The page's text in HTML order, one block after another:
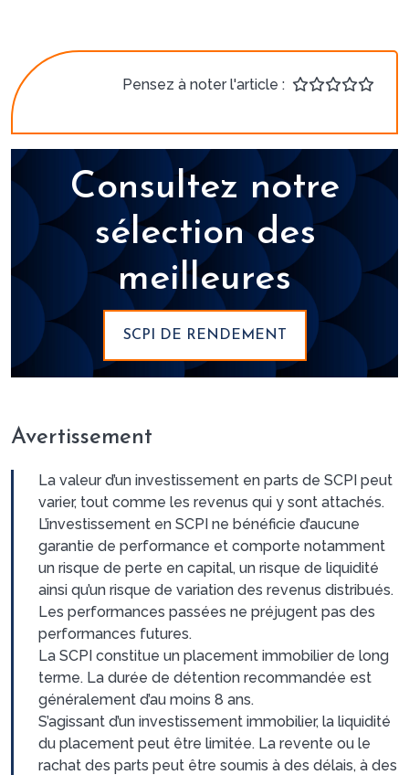
Pensez à noter l'article :
Consultez notre
sélection des
meilleures
SCPI DE RENDEMENT
Avertissement
La valeur d’un investissement en parts de SCPI peut
varier, tout comme les revenus qui y sont attachés.
L’investissement en SCPI ne bénéficie d’aucune
garantie de performance et comporte notamment
un risque de perte en capital, un risque de liquidité
ainsi qu’un risque de variation des revenus distribués.
Les performances passées ne préjugent pas des
performances futures.
La SCPI constitue un placement immobilier de long
terme. La durée de détention recommandée est
généralement d’au moins 8 ans.
S’agissant d’un investissement immobilier, la liquidité
du placement peut être limitée. La revente ou le
rachat des parts peut être soumis à des délais, à des